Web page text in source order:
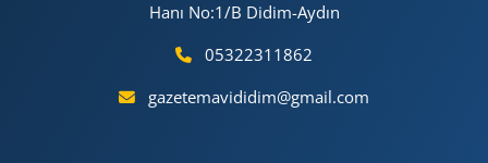
Hanı No:1/B Didim-Aydın
05322311862
gazetemavididim@gmail.com